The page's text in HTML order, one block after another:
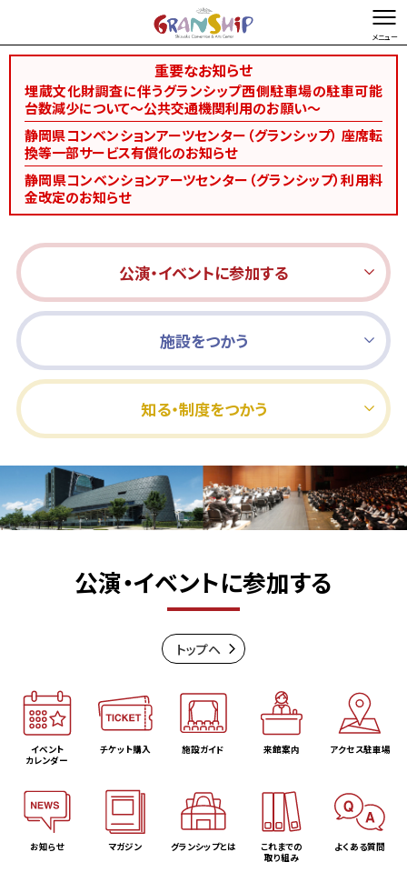
重要なお知らせ
埋蔵文化財調査に伴うグランシップ西側駐車場の駐車可能
台数減少について～公共交通機関利用のお願い～
静岡県コンベンションアーツセンター（グランシップ） 座席転
換等一部サービス有償化のお知らせ
静岡県コンベンションアーツセンター（グランシップ）利用料
金改定のお知らせ
文字を縮小する
文字を拡大する
総合TOP お問い合わせ・ご意見 Foreign language
公演・イベントに参加する
施設をつかう
知る・制度をつかう
公演・イベントに参加する
トップヘ
イベント
カレンダー
チケット購入 施設ガイド 来館案内 アクセス駐車場
お知らせ マガジン グランシップとは
これまでの
取り組み
よくある質問